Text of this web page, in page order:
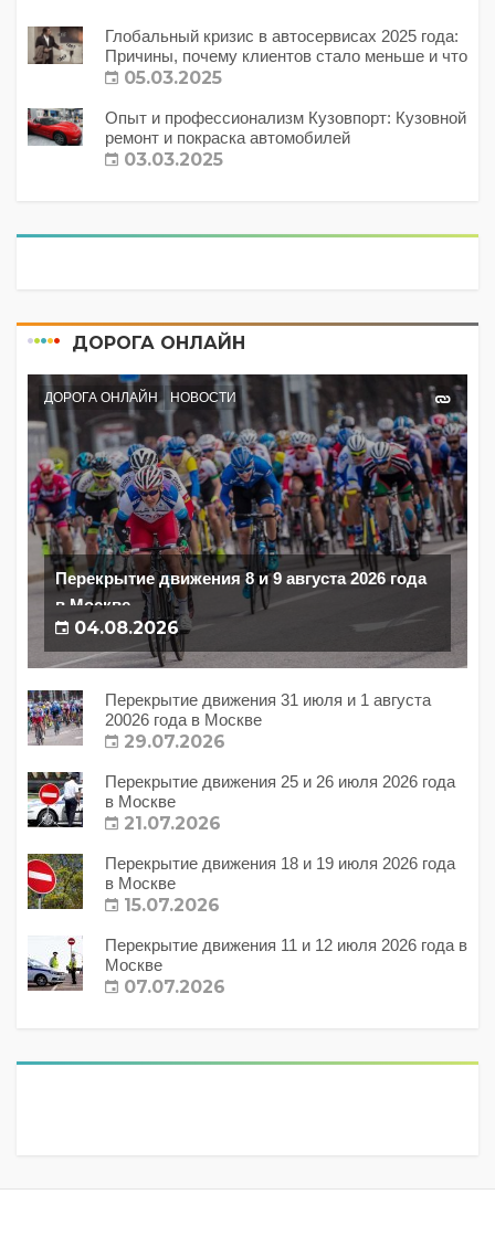
Глобальный кризис в автосервисах 2025 года:
Причины, почему клиентов стало меньше и что
с этим делать?
05.03.2025
Опыт и профессионализм Кузовпорт: Кузовной
ремонт и покраска автомобилей
03.03.2025
ДОРОГА ОНЛАЙН
ДОРОГА ОНЛАЙН НОВОСТИ
Перекрытие движения 8 и 9 августа 2026 года
в Москве
04.08.2026
Перекрытие движения 31 июля и 1 августа
20026 года в Москве
29.07.2026
Перекрытие движения 25 и 26 июля 2026 года
в Москве
21.07.2026
Перекрытие движения 18 и 19 июля 2026 года
в Москве
15.07.2026
Перекрытие движения 11 и 12 июля 2026 года в
Москве
07.07.2026